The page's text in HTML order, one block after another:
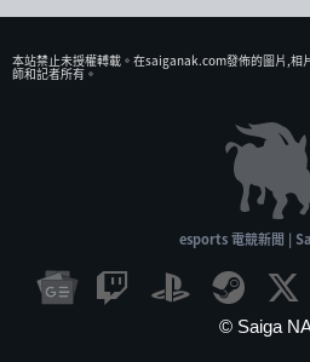
本站禁止未授權𨍭載。在saiganak.com發佈的圖片,
師和記者所有。
esports 電競新聞 |
© Saiga